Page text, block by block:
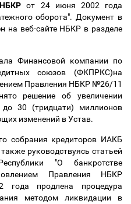
от 24 июня 2002 года
оборота". Документ в
на веб-сайте НБКР в разделе
Финансовой компании по
союзов (ФКПРКС)на
Правления НБКР №26/11
решение об увеличении
30 (тридцати) миллионов
изменений в Устав.
собрания кредиторов ИАКБ
руководствуясь статьей
"О банкротстве
Правления НБКР
продлена процедура
методом ликвидации в